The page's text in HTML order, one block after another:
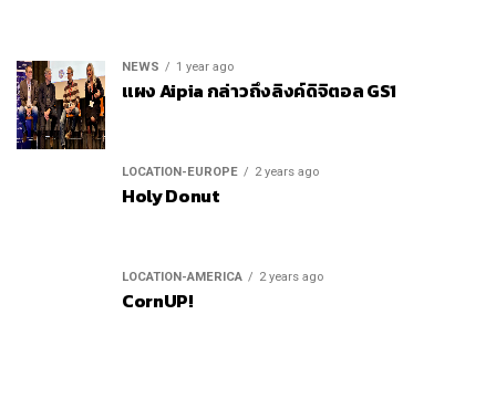
NEWS 1 year ago
แผง Aipia กล่าวถึงลิงค์ดิจิตอล GS1
LOCATION-EUROPE 2 years ago
Holy Donut
LOCATION-AMERICA 2 years ago
CornUP!